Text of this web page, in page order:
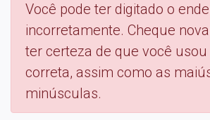
Você pode ter digitado o
incorretamente. Cheque
ter certeza de que você
correta, assim como as
minúsculas.